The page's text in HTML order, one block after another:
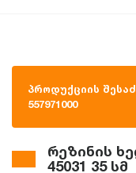
პროდუქციის
557971000
რეზინის
45031 35 სმ